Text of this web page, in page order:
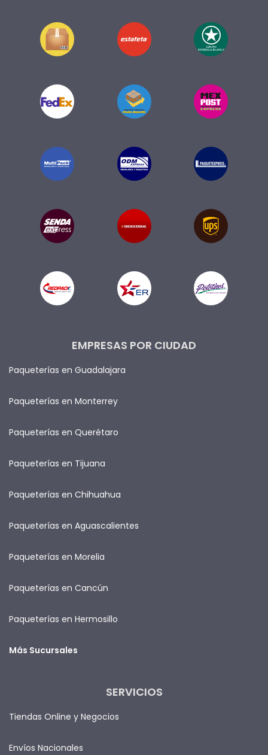
EMPRESAS POR CIUDAD
Paqueterías en Guadalajara
Paqueterías en Monterrey
Paqueterías en Querétaro
Paqueterías en Tijuana
Paqueterías en Chihuahua
Paqueterías en Aguascalientes
Paqueterías en Morelia
Paqueterías en Cancún
Paqueterías en Hermosillo
Más Sucursales
SERVICIOS
Tiendas Online y Negocios
Envíos Nacionales